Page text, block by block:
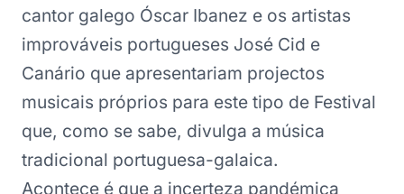
cantor galego Óscar Ibanez e os artistas
improváveis portugueses José Cid e
Canário que apresentariam projectos
musicais próprios para este tipo de Festival
que, como se sabe, divulga a música
tradicional portuguesa-galaica.
Acontece é que a incerteza pandémica